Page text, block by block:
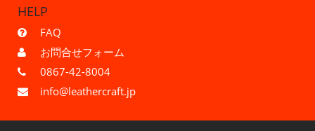
HELP
FAQ
お問合せフォーム
0867-42-8004
info@leathercraft.jp